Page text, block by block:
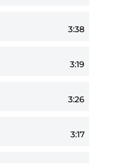
3:38
3:19
3:26
3:17